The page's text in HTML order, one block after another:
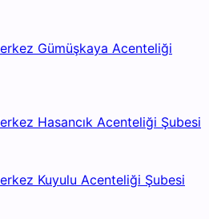
Gümüşkaya Acenteliği
Hasancık Acenteliği Şubesi
Kuyulu Acenteliği Şubesi